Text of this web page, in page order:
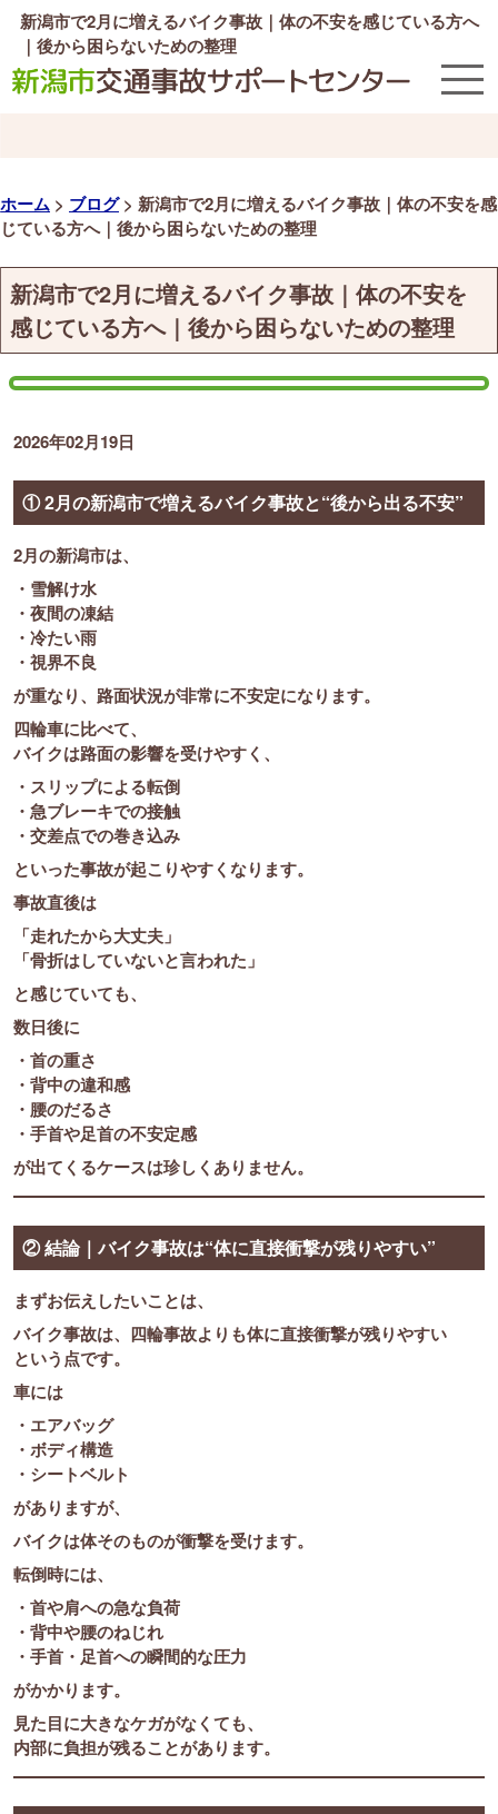
新潟市で2月に増えるバイク事故｜体の不安を感じている方へ
｜後から困らないための整理
ホーム > ブログ> 新潟市で2月に増えるバイク事故｜体の不安を感
じている方へ｜後から困らないための整理
新潟市で2月に増えるバイク事故｜体の不安を
感じている方へ｜後から困らないための整理
2026年02月19日
① 2月の新潟市で増えるバイク事故と“後から出る不安”
2月の新潟市は、
・雪解け水
・夜間の凍結
・冷たい雨
・視界不良
が重なり、路面状況が非常に不安定になります。
四輪車に比べて、
バイクは路面の影響を受けやすく、
・スリップによる転倒
・急ブレーキでの接触
・交差点での巻き込み
といった事故が起こりやすくなります。
事故直後は
「走れたから大丈夫」
「骨折はしていないと言われた」
と感じていても、
数日後に
・首の重さ
・背中の違和感
・腰のだるさ
・手首や足首の不安定感
が出てくるケースは珍しくありません。
② 結論｜バイク事故は“体に直接衝撃が残りやすい”
まずお伝えしたいことは、
バイク事故は、四輪事故よりも体に直接衝撃が残りやすい
という点です。
車には
・エアバッグ
・ボディ構造
・シートベルト
がありますが、
バイクは体そのものが衝撃を受けます。
転倒時には、
・首や肩への急な負荷
・背中や腰のねじれ
・手首・足首への瞬間的な圧力
がかかります。
見た目に大きなケガがなくても、
内部に負担が残ることがあります。